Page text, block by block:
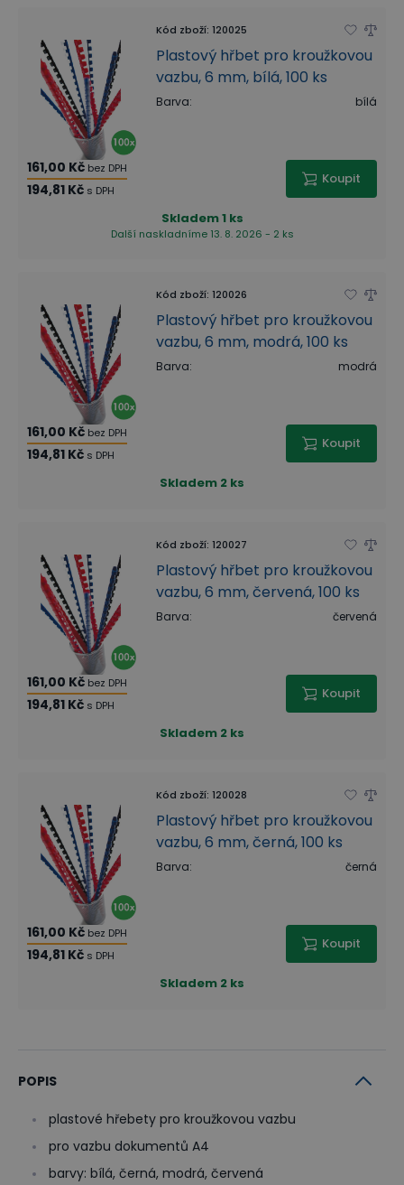
Kód zboží: 120025
Plastový hřbet pro kroužkovou
vazbu, 6 mm, bílá, 100 ks
Barva: bílá
161,00 Kč bez DPH
194,81 Kč s DPH
Koupit
Skladem1 ks
Další naskladníme 13. 8. 2026 - 2 ks
Kód zboží: 120026
Plastový hřbet pro kroužkovou
vazbu, 6 mm, modrá, 100 ks
Barva: modrá
161,00 Kč bez DPH
194,81 Kč s DPH
Koupit
Skladem 2 ks
Kód zboží: 120027
Plastový hřbet pro kroužkovou
vazbu, 6 mm, červená, 100 ks
Barva: červená
161,00 Kč bez DPH
194,81 Kč s DPH
Koupit
Skladem 2 ks
Kód zboží: 120028
Plastový hřbet pro kroužkovou
vazbu, 6 mm, černá, 100 ks
Barva: černá
161,00 Kč bez DPH
194,81 Kč s DPH
Koupit
Skladem 2 ks
POPIS
plastové hřebety pro kroužkovou vazbu
pro vazbu dokumentů A4
barvy: bílá, černá, modrá, červená